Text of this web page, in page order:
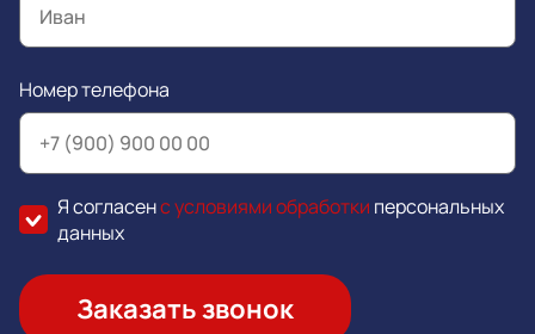
Номер телефона
Я согласенс условиями обработки персональных
данных
Заказать звонок